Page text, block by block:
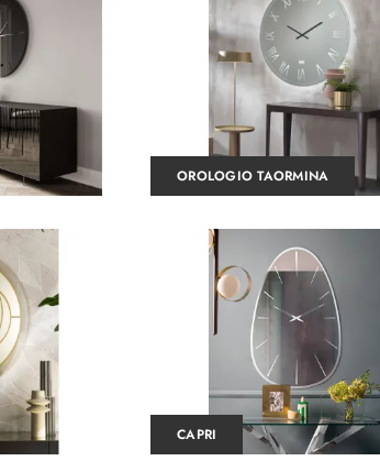
OROLOGIO TAORMINA
CAPRI